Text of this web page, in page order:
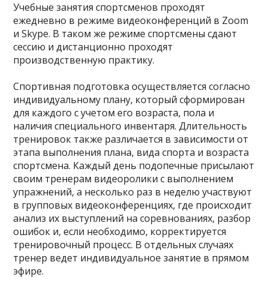
Учебные занятия спортсменов проходят
ежедневно в режиме видеоконференций в Zoom
и Skype. В таком же режиме спортсмены сдают
сессию и дистанционно проходят
производственную практику.
Спортивная подготовка осуществляется согласно
индивидуальному плану, который сформирован
для каждого с учетом его возраста, пола и
наличия специального инвентаря. Длительность
тренировок также различается в зависимости от
этапа выполнения плана, вида спорта и возраста
спортсмена. Каждый день подопечные присылают
своим тренерам видеоролики с выполнением
упражнений, а несколько раз в неделю участвуют
в групповых видеоконференциях, где происходит
анализ их выступлений на соревнованиях, разбор
ошибок и, если необходимо, корректируется
тренировочный процесс. В отдельных случаях
тренер ведет индивидуальное занятие в прямом
эфире.